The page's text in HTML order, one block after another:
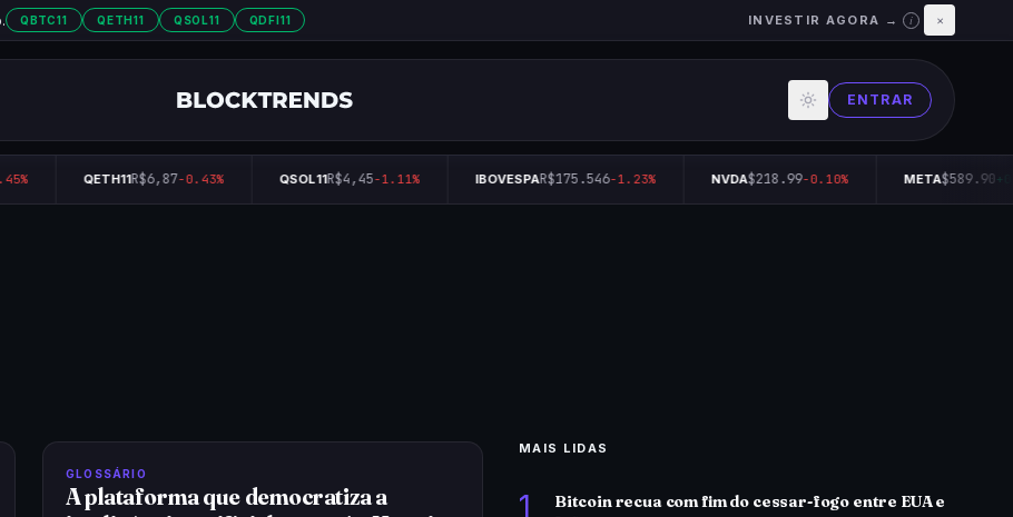
QBTC11 QETH11 QSOL11 QDFI11 INVESTIR AGORA → i ×
ENTRAR
QETH11R$6,87-0.43% QSOL11R$4,45-1.11% IBOVESPAR$175.546-1.23% NVDA$218.99-0.10% META$589.90
GLOSSÁRIO
A plataforma que democratiza a
MAIS LIDAS
1
Bitcoin recua com fim do cessar-fogo entre EUA e